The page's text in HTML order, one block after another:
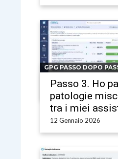
GPG PASSO DOPO
Passo 3. Ho
patologie
tra i miei
12 Gennaio 2026